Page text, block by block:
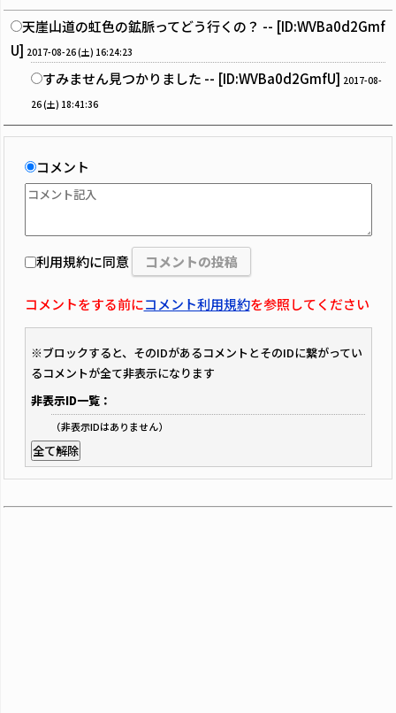
天崖山道の虹色の鉱脈ってどう行くの？ -- [ID:WVBa0d2Gmf
U] 2017-08-26 (土) 16:24:23
すみません見つかりました -- [ID:WVBa0d2GmfU] 2017-08-
26 (土) 18:41:36
コメント
利用規約に同意
コメントをする前にコメント利用規約を参照してください
※ブロックすると、そのIDがあるコメントとそのIDに繋がってい
るコメントが全て非表示になります
非表示ID一覧：
（非表示IDはありません）
全て解除